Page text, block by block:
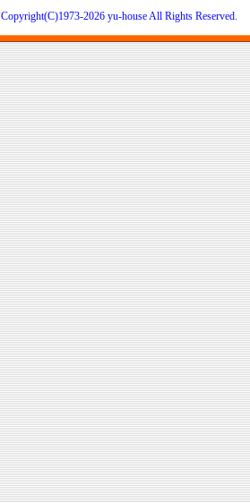
Copyright(C)1973-2026 yu-house All Rights